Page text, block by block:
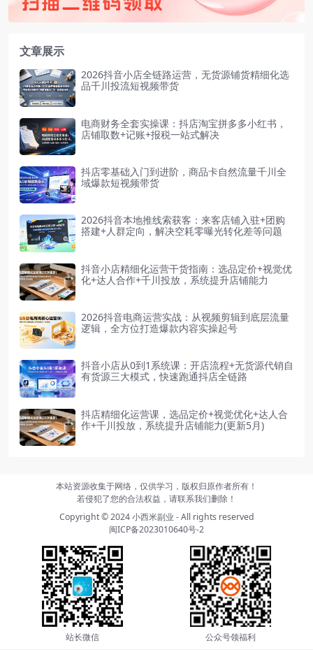
文章展示
2026抖音小店全链路运营，无货源铺货精细化选
品千川投流短视频带货
电商财务全套实操课：抖店淘宝拼多多小红书，
店铺取数+记账+报税一站式解决
抖店零基础入门到进阶，商品卡自然流量千川全
域爆款短视频带货
2026抖音本地推线索获客：来客店铺入驻+团购
搭建+人群定向，解决空耗零曝光转化差等问题
抖音小店精细化运营干货指南：选品定价+视觉优
化+达人合作+千川投放，系统提升店铺能力
2026抖音电商运营实战：从视频剪辑到底层流量
逻辑，全方位打造爆款内容实操起号
抖音小店从0到1系统课：开店流程+无货源代销自
有货源三大模式，快速跑通抖店全链路
抖店精细化运营课，选品定价+视觉优化+达人合
作+千川投放，系统提升店铺能力(更新5月)
本站资源收集于网络，仅供学习，版权归原作者所有！
若侵犯了您的合法权益，请联系我们删除！
Copyright © 2024小西米副业 - All rights reserved
闽ICP备2023010640号-2
站长微信 公众号领福利